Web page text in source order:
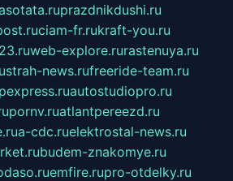
prazdnikdushi.ru
ciam-fr.rukraft-you.ru
web-explore.rurastenuya.ru
strah-news.rufreeride-team.ru
autostudiopro.ru
pornv.ruatlantpereezd.ru
a-cdc.ruelektrostal-news.ru
budem-znakomye.ru
emfire.rupro-otdelky.ru